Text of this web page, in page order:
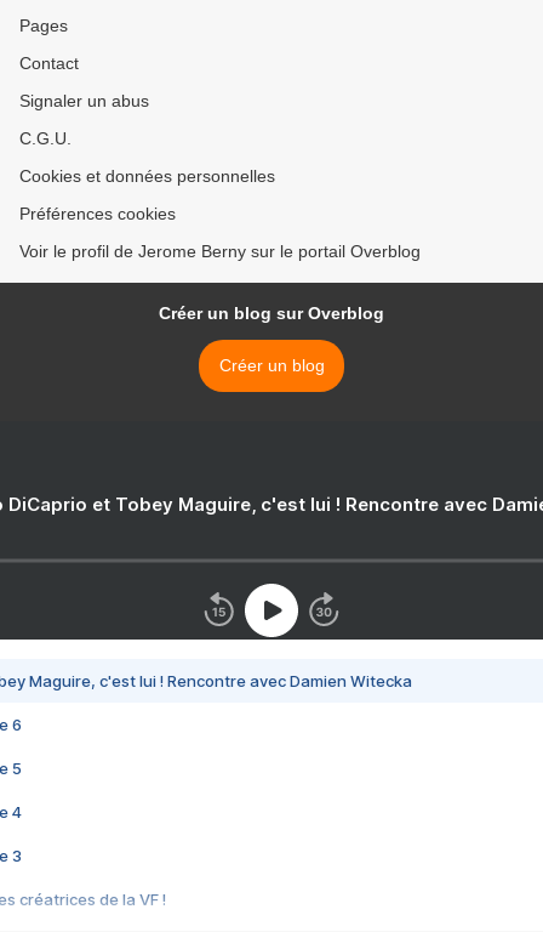
Pages
Contact
Signaler un abus
C.G.U.
Cookies et données personnelles
Préférences cookies
Voir le profil de Jerome Berny sur le portail Overblog
Créer un blog sur Overblog
Créer un blog
DiCaprio et Tobey Maguire, c'est lui ! Rencontre avec
Maguire, c'est lui ! Rencontre avec Damien Witecka
6
5
4
3
créatrices de la VF !